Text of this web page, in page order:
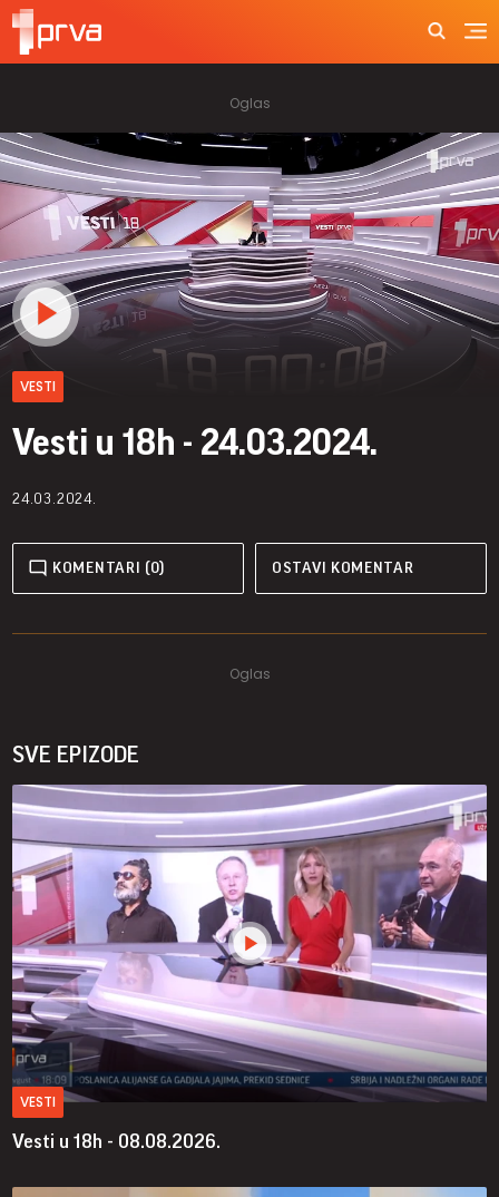
VESTI
Vesti u 18h - 24.03.2024.
24.03.2024.
KOMENTARI (0) OSTAVI KOMENTAR
SVE EPIZODE
VESTI
Vesti u 18h - 08.08.2026.